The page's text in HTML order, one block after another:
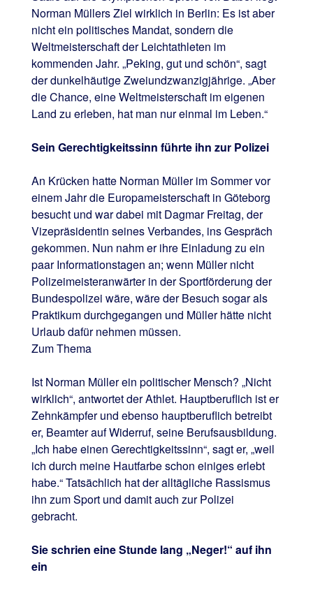
Norman Müllers Ziel wirklich in Berlin: Es ist aber
nicht ein politisches Mandat, sondern die
Weltmeisterschaft der Leichtathleten im
kommenden Jahr. „Peking, gut und schön“, sagt
der dunkelhäutige Zweiundzwanzigjährige. „Aber
die Chance, eine Weltmeisterschaft im eigenen
Land zu erleben, hat man nur einmal im Leben.“
Sein Gerechtigkeitssinn führte ihn zur Polizei
An Krücken hatte Norman Müller im Sommer vor
einem Jahr die Europameisterschaft in Göteborg
besucht und war dabei mit Dagmar Freitag, der
Vizepräsidentin seines Verbandes, ins Gespräch
gekommen. Nun nahm er ihre Einladung zu ein
paar Informationstagen an; wenn Müller nicht
Polizeimeisteranwärter in der Sportförderung der
Bundespolizei wäre, wäre der Besuch sogar als
Praktikum durchgegangen und Müller hätte nicht
Urlaub dafür nehmen müssen.
Zum Thema
Ist Norman Müller ein politischer Mensch? „Nicht
wirklich“, antwortet der Athlet. Hauptberuflich ist er
Zehnkämpfer und ebenso hauptberuflich betreibt
er, Beamter auf Widerruf, seine Berufsausbildung.
„Ich habe einen Gerechtigkeitssinn“, sagt er, „weil
ich durch meine Hautfarbe schon einiges erlebt
habe.“ Tatsächlich hat der alltägliche Rassismus
ihn zum Sport und damit auch zur Polizei
gebracht.
Sie schrien eine Stunde lang „Neger!“ auf ihn
ein